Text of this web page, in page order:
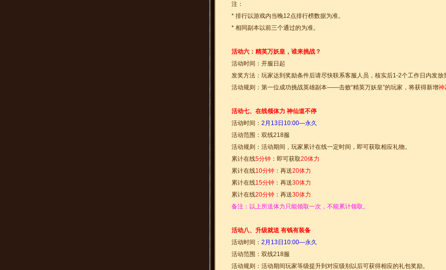
注：
* 排行以游戏内当晚12点排行榜数据为准。
* 相同副本以前三个通过的为准。
活动六：精英万妖皇，谁来挑战？
活动时间：开服日起
发奖方法：玩家达到奖励条件后请尽快联系客服人员，核实后1-2个工作日内发
活动规则：第一位成功挑战英雄副本——击败“精英万妖皇”的玩家，将获得新增神
活动七、在线领体力 神仙道不停
活动时间： 2 月13日10:00—永久
活动范围：双线218服
活动规则：活动期间，玩家累计在线一定时间，即可获取相应礼物。
累计在线5分钟 ：即可获取20体力
累计在线10分钟 ：再送20体力
累计在线15分钟 ：再送30体力
累计在线20分钟 ：再送30体力
备注：以上所送体力只能领取一次，不能累计领取。
活动八、升级就送 有钱有装备
活动时间： 2 月13日10:00—永久
活动范围：双线218服
活动规则：活动期间玩家等级提升到对应级别以后可获得相应的礼包奖励。